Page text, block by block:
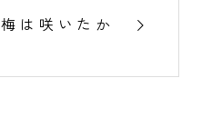
梅は咲いたか